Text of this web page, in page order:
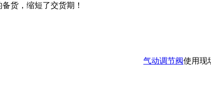
货，缩短了交货期！
气动调节阀使用现